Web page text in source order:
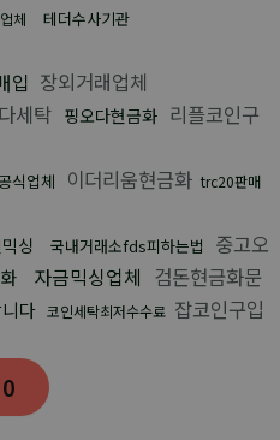
체 테더수사기관
입 장외거래업체
세탁 핑오다현금화 리플코인구
식업체 이더리움현금화 trc20판매
싱 국내거래소fds피하는법
중고오
자금믹싱업체 검돈현금화문
다 코인세탁최저수수료 잡코인구입
0